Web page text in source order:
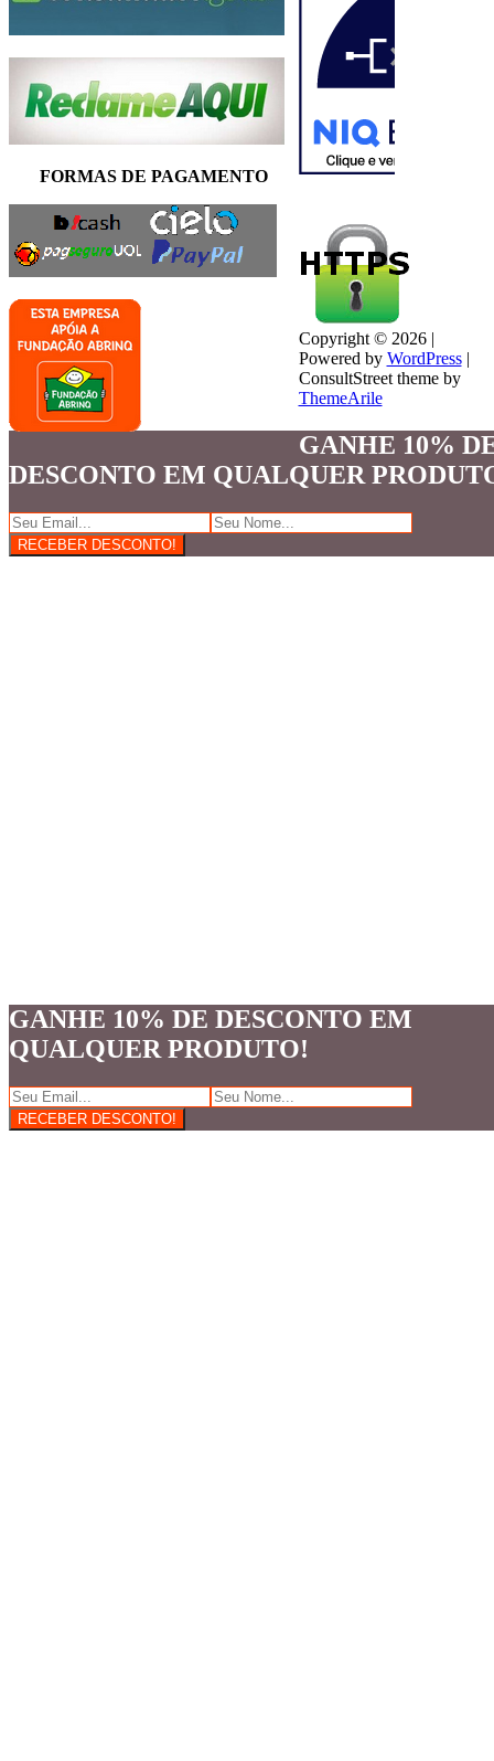
FORMAS DE PAGAMENTO
Copyright © 2026 |
Powered by WordPress |
ConsultStreet theme by
ThemeArile
GANHE 10%
DESCONTO EM QUALQUER
GANHE 10% DE DESCONTO EM
QUALQUER PRODUTO!